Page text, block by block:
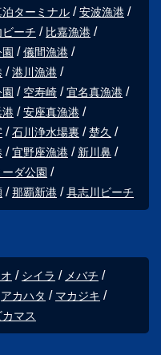
泊ターミナル
安波漁港
ーチ
比嘉漁港
儀間漁港
港川漁港
空寿崎
宜名真漁港
港
安座真漁港
石川浄水場裏
楚久
宜野座漁港
新川鼻
ダ公園
那覇新港 具志川ビーチ
シイラ
メバチ
アカハタ
マカジキ
マス